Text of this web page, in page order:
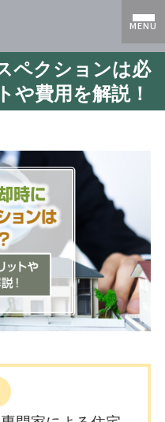
MENU
ペクションは必
や費用を解説！